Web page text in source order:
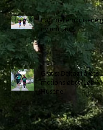
Løb mellem husene
ny omgang
Gratis: Deltag i årets
motionsløbet 'Løb
Husene"